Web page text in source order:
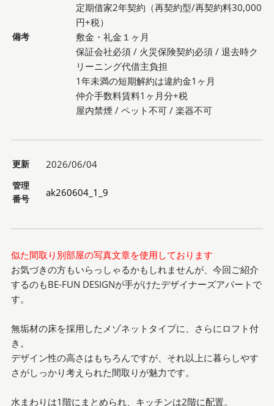
備考
定期借家2年契約（再契約型/再契約料30,000
円+税）
敷金・礼金１ヶ月
保証会社必須 / 火災保険契約必須 / 退去時ク
リーニング代借主負担
1年未満の短期解約は違約金1ヶ月
仲介手数料賃料1ヶ月分+税
屋内禁煙 / ペット不可 / 楽器不可
更新 2026/06/04
管理
番号
ak260604_1_9
似た間取り別部屋の写真文章を使用しております
お気づきの方もいらっしゃるかもしれませんが、今回ご紹介
するのもBE-FUN DESIGNが手がけたデザイナーズアパートで
す。
無垢材の床を採用したメゾネットタイプに、さらにロフト付
き。
デザイン性の高さはもちろんですが、それ以上に暮らしやす
さがしっかり考えられた間取りが魅力です。
水まわりは1階にまとめられ、キッチンは2階に配置。